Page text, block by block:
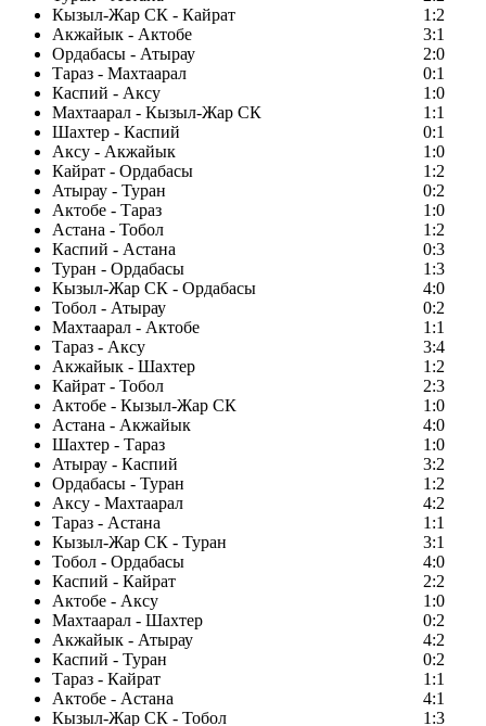
Кызыл-Жар СК - Кайрат
1:2
Акжайык - Актобе
3:1
Ордабасы - Атырау
2:0
Тараз - Махтаарал
0:1
Каспий - Аксу
1:0
Махтаарал - Кызыл-Жар СК
1:1
Шахтер - Каспий
0:1
Аксу - Акжайык
1:0
Кайрат - Ордабасы
1:2
Атырау - Туран
0:2
Актобе - Тараз
1:0
Астана - Тобол
1:2
Каспий - Астана
0:3
Туран - Ордабасы
1:3
Кызыл-Жар СК - Ордабасы
4:0
Тобол - Атырау
0:2
Махтаарал - Актобе
1:1
Тараз - Аксу
3:4
Акжайык - Шахтер
1:2
Кайрат - Тобол
2:3
Актобе - Кызыл-Жар СК
1:0
Астана - Акжайык
4:0
Шахтер - Тараз
1:0
Атырау - Каспий
3:2
Ордабасы - Туран
1:2
Аксу - Махтаарал
4:2
Тараз - Астана
1:1
Кызыл-Жар СК - Туран
3:1
Тобол - Ордабасы
4:0
Каспий - Кайрат
2:2
Актобе - Аксу
1:0
Махтаарал - Шахтер
0:2
Акжайык - Атырау
4:2
Каспий - Туран
0:2
Тараз - Кайрат
1:1
Актобе - Астана
4:1
Кызыл-Жар СК - Тобол
1:3